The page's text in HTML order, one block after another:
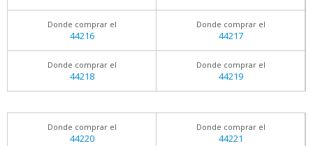
Donde comprar el
44216
Donde comprar el
44217
Donde comprar el
44218
Donde comprar el
44219
Donde comprar el
44220
Donde comprar el
44221